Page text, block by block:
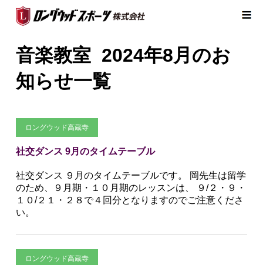
音楽教室 2024年8月 のお
知らせ一覧
ロングウッド高蔵寺
社交ダンス 9月のタイムテーブル
社交ダンス ９月のタイムテーブルです。 岡先生は留学
のため、９月期・１０月期のレッスンは、 ９/２・９・
１０/２１・２８で４回分となりますのでご注意くださ
い。
ロングウッド高蔵寺